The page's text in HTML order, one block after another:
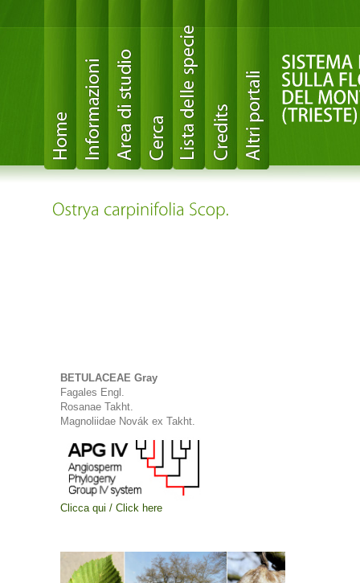
BETULACEAE Gray
Fagales Engl.
Rosanae Takht.
Magnoliidae Novák ex Takht.
Clicca qui / Click here